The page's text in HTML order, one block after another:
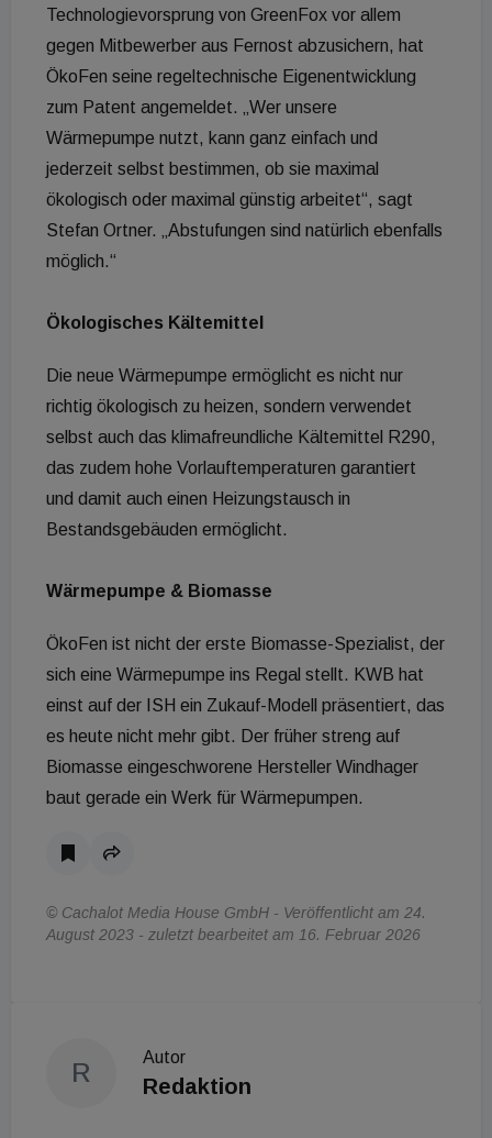
Technologievorsprung von GreenFox vor allem
gegen Mitbewerber aus Fernost abzusichern, hat
ÖkoFen seine regeltechnische Eigenentwicklung
zum Patent angemeldet. „Wer unsere
Wärmepumpe nutzt, kann ganz einfach und
jederzeit selbst bestimmen, ob sie maximal
ökologisch oder maximal günstig arbeitet“, sagt
Stefan Ortner. „Abstufungen sind natürlich ebenfalls
möglich.“
Ökologisches Kältemittel
Die neue Wärmepumpe ermöglicht es nicht nur
richtig ökologisch zu heizen, sondern verwendet
selbst auch das klimafreundliche Kältemittel R290,
das zudem hohe Vorlauftemperaturen garantiert
und damit auch einen Heizungstausch in
Bestandsgebäuden ermöglicht.
Wärmepumpe & Biomasse
ÖkoFen ist nicht der erste Biomasse-Spezialist, der
sich eine Wärmepumpe ins Regal stellt. KWB hat
einst auf der ISH ein Zukauf-Modell präsentiert, das
es heute nicht mehr gibt. Der früher streng auf
Biomasse eingeschworene Hersteller Windhager
baut gerade ein Werk für Wärmepumpen.
© Cachalot Media House GmbH - Veröffentlicht am 24.
August 2023 - zuletzt bearbeitet am 16. Februar 2026
R
Autor
Redaktion